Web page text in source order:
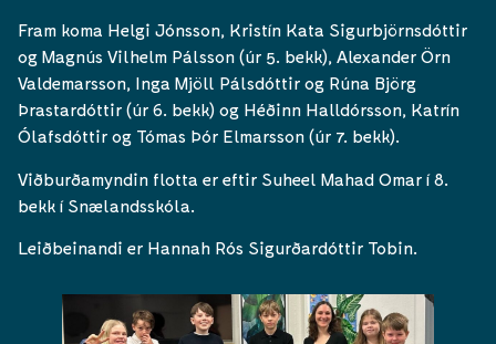
Fram koma Helgi Jónsson, Kristín Kata Sigurbjörnsdóttir
og Magnús Vilhelm Pálsson (úr 5. bekk), Alexander Örn
Valdemarsson, Inga Mjöll Pálsdóttir og Rúna Björg
Þrastardóttir (úr 6. bekk) og Héðinn Halldórsson, Katrín
Ólafsdóttir og Tómas Þór Elmarsson (úr 7. bekk).
Viðburðamyndin flotta er eftir Suheel Mahad Omar í 8.
bekk í Snælandsskóla.
Leiðbeinandi er Hannah Rós Sigurðardóttir Tobin.